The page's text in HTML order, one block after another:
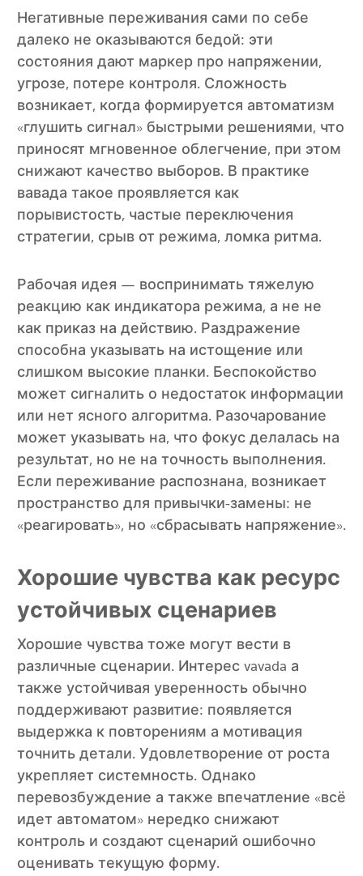
Негативные переживания сами по себе
далеко не оказываются бедой: эти
состояния дают маркер про напряжении,
угрозе, потере контроля. Сложность
возникает, когда формируется автоматизм
«глушить сигнал» быстрыми решениями, что
приносят мгновенное облегчение, при этом
снижают качество выборов. В практике
вавада такое проявляется как
порывистость, частые переключения
стратегии, срыв от режима, ломка ритма.
Рабочая идея — воспринимать тяжелую
реакцию как индикатора режима, а не не
как приказ на действию. Раздражение
способна указывать на истощение или
слишком высокие планки. Беспокойство
может сигналить о недостаток информации
или нет ясного алгоритма. Разочарование
может указывать на, что фокус делалась на
результат, но не на точность выполнения.
Если переживание распознана, возникает
пространство для привычки-замены: не
«реагировать», но «сбрасывать напряжение».
Хорошие чувства как ресурс
устойчивых сценариев
Хорошие чувства тоже могут вести в
различные сценарии. Интерес vavada а
также устойчивая уверенность обычно
поддерживают развитие: появляется
выдержка к повторениям а мотивация
точнить детали. Удовлетворение от роста
укрепляет системность. Однако
перевозбуждение а также впечатление «всё
идет автоматом» нередко снижают
контроль и создают сценарий ошибочно
оценивать текущую форму.